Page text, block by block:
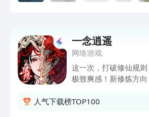
一念逍遥
网络游戏
这一次，打破修仙规
极致爽感！新修炼方
真血为种，噬血就变强
人气下载榜TOP100